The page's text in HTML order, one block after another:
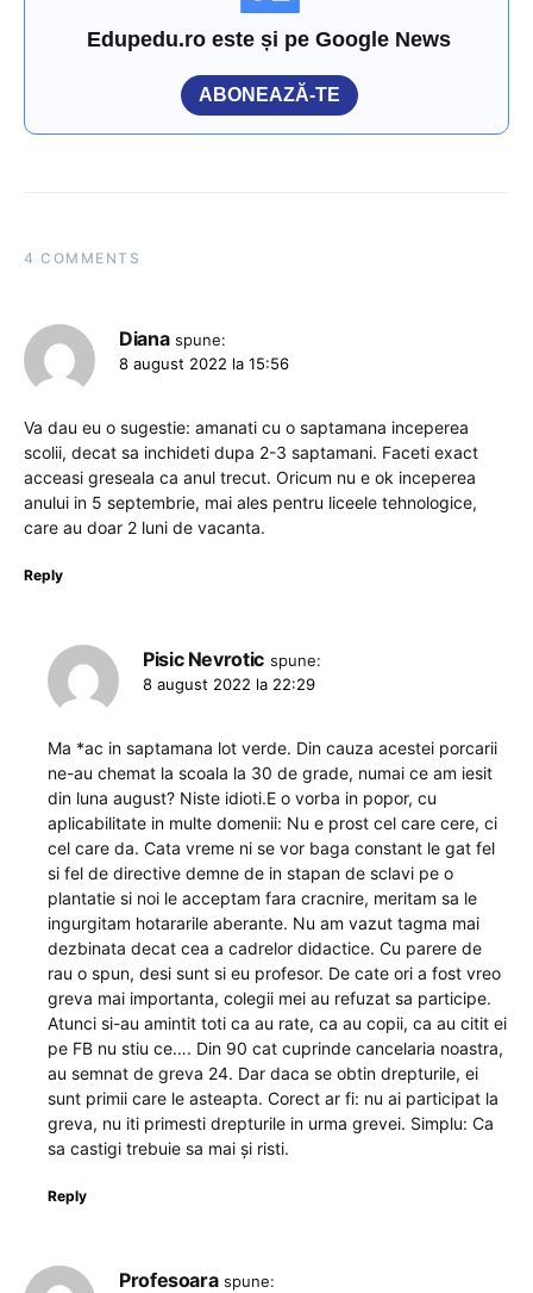
Edupedu.ro este și pe Google News
ABONEAZĂ-TE
4 COMMENTS
Diana spune:
8 august 2022 la 15:56
Va dau eu o sugestie: amanati cu o saptamana inceperea
scolii, decat sa inchideti dupa 2-3 saptamani. Faceti exact
acceasi greseala ca anul trecut. Oricum nu e ok inceperea
anului in 5 septembrie, mai ales pentru liceele tehnologice,
care au doar 2 luni de vacanta.
Reply
Pisic Nevrotic spune:
8 august 2022 la 22:29
Ma *ac in saptamana lot verde. Din cauza acestei porcarii
ne-au chemat la scoala la 30 de grade, numai ce am iesit
din luna august? Niste idioti.E o vorba in popor, cu
aplicabilitate in multe domenii: Nu e prost cel care cere, ci
cel care da. Cata vreme ni se vor baga constant le gat fel
si fel de directive demne de in stapan de sclavi pe o
plantatie si noi le acceptam fara cracnire, meritam sa le
ingurgitam hotararile aberante. Nu am vazut tagma mai
dezbinata decat cea a cadrelor didactice. Cu parere de
rau o spun, desi sunt si eu profesor. De cate ori a fost vreo
greva mai importanta, colegii mei au refuzat sa participe.
Atunci si-au amintit toti ca au rate, ca au copii, ca au citit ei
pe FB nu stiu ce…. Din 90 cat cuprinde cancelaria noastra,
au semnat de greva 24. Dar daca se obtin drepturile, ei
sunt primii care le asteapta. Corect ar fi: nu ai participat la
greva, nu iti primesti drepturile in urma grevei. Simplu: Ca
sa castigi trebuie sa mai și risti.
Reply
Profesoara spune: